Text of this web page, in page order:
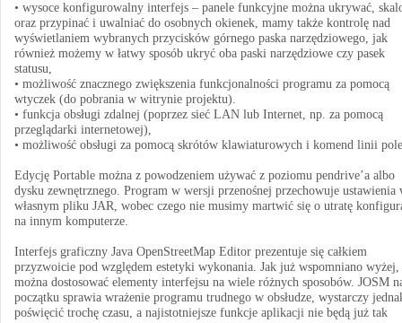
• wysoce konfigurowalny interfejs – panele funkcyjne można ukrywać,
oraz przypinać i uwalniać do osobnych okienek, mamy także kontrolę nad
wyświetlaniem wybranych przycisków górnego paska narzędziowego, jak
również możemy w łatwy sposób ukryć oba paski narzędziowe czy pasek
statusu,
• możliwość znacznego zwiększenia funkcjonalności programu za pomocą
wtyczek (do pobrania w witrynie projektu).
• funkcja obsługi zdalnej (poprzez sieć LAN lub Internet, np. za pomocą
przeglądarki internetowej),
• możliwość obsługi za pomocą skrótów klawiaturowych i komend linii
Edycję Portable można z powodzeniem używać z poziomu pendrive’a albo
dysku zewnętrznego. Program w wersji przenośnej przechowuje ustawienia
własnym pliku JAR, wobec czego nie musimy martwić się o utratę
na innym komputerze.
Interfejs graficzny Java OpenStreetMap Editor prezentuje się całkiem
przyzwoicie pod względem estetyki wykonania. Jak już wspomniano wyżej,
można dostosować elementy interfejsu na wiele różnych sposobów. JOSM
początku sprawia wrażenie programu trudnego w obsłudze, wystarczy
poświęcić trochę czasu, a najistotniejsze funkcje aplikacji nie będą już tak